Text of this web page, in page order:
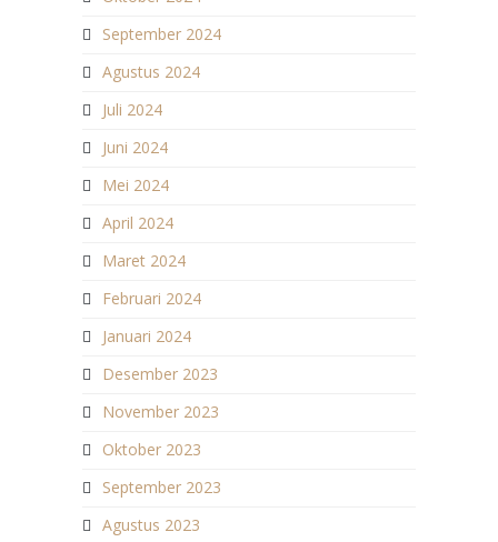
September 2024
Agustus 2024
Juli 2024
Juni 2024
Mei 2024
April 2024
Maret 2024
Februari 2024
Januari 2024
Desember 2023
November 2023
Oktober 2023
September 2023
Agustus 2023